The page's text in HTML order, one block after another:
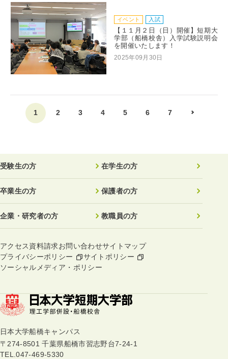
イベント 入試
【１１月２日（日）開催】短期大
学部（船橋校舎）入学試験説明会
を開催いたします！
2025年09月30日
1 2 3 4 5 6 7
日本大学船橋キャンパス
〒274-8501 千葉県船橋市習志野台7-24-1
TEL.047-469-5330
受験生の方 在学生の方
卒業生の方 保護者の方
企業・研究者の方 教職員の方
アクセス資料請求お問い合わせサイトマップ
プライバシーポリシー
サイトポリシー
ソーシャルメディア・ポリシー